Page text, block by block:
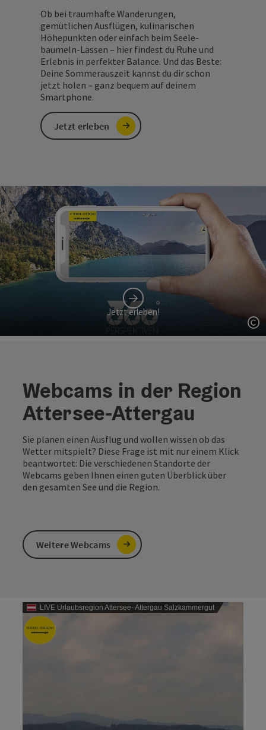
Ob bei traumhafte Wanderungen,
gemütlichen Ausflügen, kulinarischen
Höhepunkten oder einfach beim Seele-
baumeln-Lassen – hier findest du Ruhe und
Erlebnis in perfekter Balance. Und das Beste:
Deine Sommerauszeit kannst du dir schon
jetzt holen – ganz bequem auf deinem
Smartphone.
Jetzt erleben
Jetzt erleben!
Webcams in der Region
Attersee-Attergau
Sie planen einen Ausflug und wollen wissen ob das
Wetter mitspielt? Diese Frage ist mit nur einem Klick
beantwortet: Die verschiedenen Standorte der
Webcams geben Ihnen einen guten Überblick über
den gesamten See und die Region.
Weitere Webcams
LIVE Urlaubsregion Attersee- Attergau Salzkammergut